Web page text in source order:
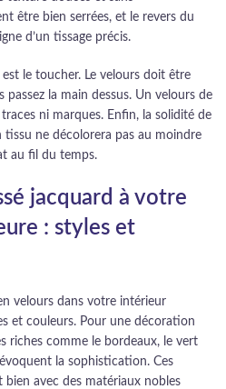
être bien serrées, et le revers du
d’un tissage précis.
le toucher. Le velours doit être
la main dessus. Un velours de
ni marques. Enfin, la solidité de
tissu ne décolorera pas au moindre
au fil du temps.
jacquard à votre
: styles et
velours dans votre intérieur
et couleurs. Pour une décoration
riches comme le bordeaux, le vert
la sophistication. Ces
avec des matériaux nobles